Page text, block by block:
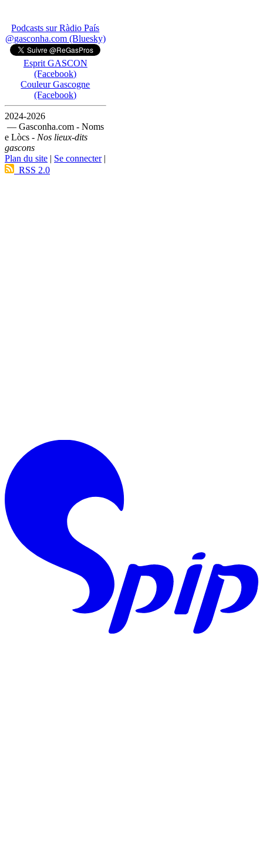
Podcasts sur Ràdio País
@gasconha.com (Bluesky)
Esprit GASCON
(Facebook)
Couleur Gascogne
(Facebook)
2024-2026
— Gasconha.com - Noms
e Lòcs - Nos lieux-dits
gascons
Plan du site | Se connecter|
RSS 2.0